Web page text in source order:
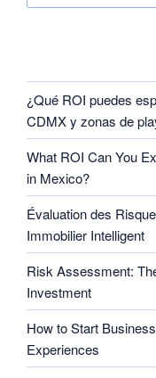
¿Qué ROI puedes
CDMX y zonas de
What ROI Can You
in Mexico?
Évaluation des
Immobilier Intelligent
Risk Assessment:
Investment
How to Start
Experiences